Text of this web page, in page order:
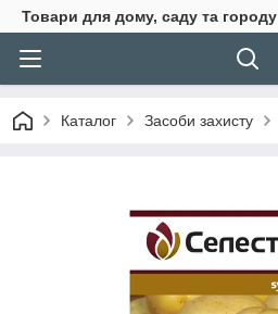
Товари для дому, саду та городу
Каталог Засоби захисту